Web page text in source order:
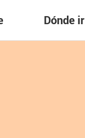
Dónde ir